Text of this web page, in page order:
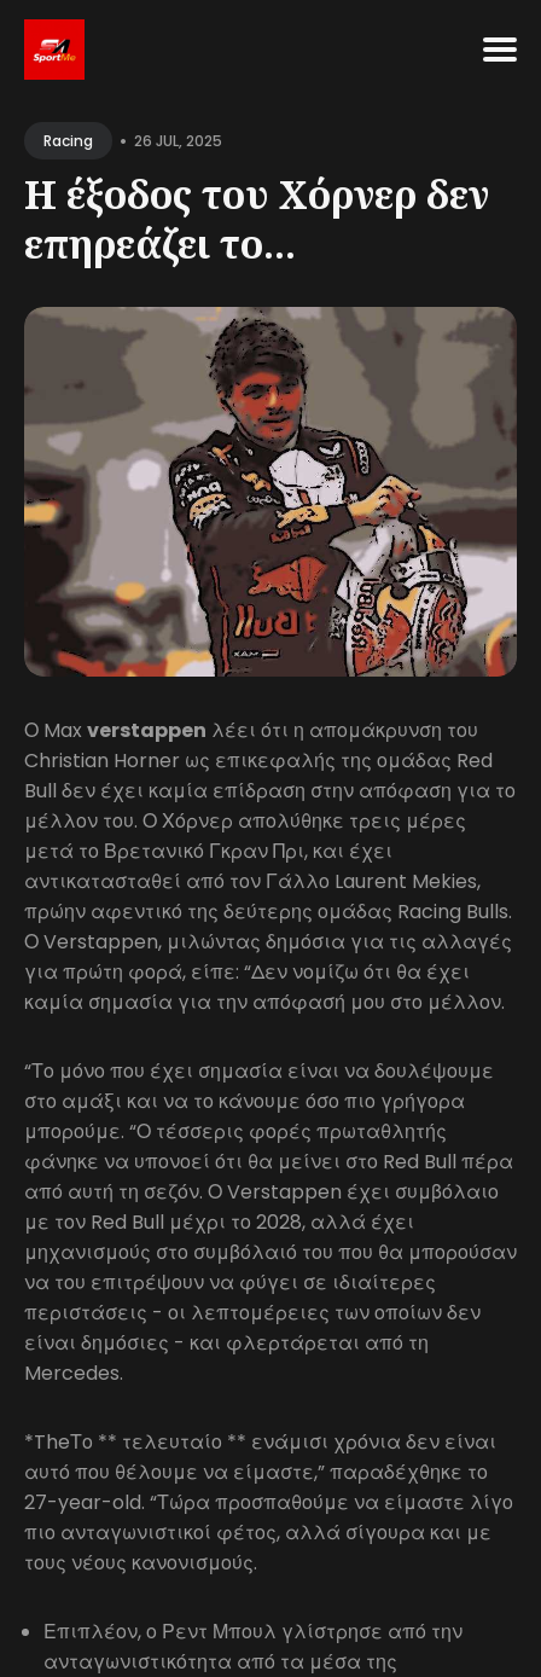
forRacing • 26 JUL, 2025
Η έξοδος του Χόρνερ δεν
επηρεάζει το...
Ο Max verstappen λέει ότι η απομάκρυνση του
Christian Horner ως επικεφαλής της ομάδας Red
Bull δεν έχει καμία επίδραση στην απόφαση για το
μέλλον του. Ο Χόρνερ απολύθηκε τρεις μέρες
μετά το Βρετανικό Γκραν Πρι, και έχει
αντικατασταθεί από τον Γάλλο Laurent Mekies,
πρώην αφεντικό της δεύτερης ομάδας Racing Bulls.
Ο Verstappen, μιλώντας δημόσια για τις αλλαγές
για πρώτη φορά, είπε: “Δεν νομίζω ότι θα έχει
καμία σημασία για την απόφασή μου στο μέλλον.
“Το μόνο που έχει σημασία είναι να δουλέψουμε
στο αμάξι και να το κάνουμε όσο πιο γρήγορα
μπορούμε. “Ο τέσσερις φορές πρωταθλητής
φάνηκε να υπονοεί ότι θα μείνει στο Red Bull πέρα
από αυτή τη σεζόν. Ο Verstappen έχει συμβόλαιο
με τον Red Bull μέχρι το 2028, αλλά έχει
μηχανισμούς στο συμβόλαιό του που θα μπορούσαν
να του επιτρέψουν να φύγει σε ιδιαίτερες
περιστάσεις - οι λεπτομέρειες των οποίων δεν
είναι δημόσιες - και φλερτάρεται από τη
Mercedes.
*TheΤο ** τελευταίο ** ενάμισι χρόνια δεν είναι
αυτό που θέλουμε να είμαστε,” παραδέχθηκε το
27-year-old. “Τώρα προσπαθούμε να είμαστε λίγο
πιο ανταγωνιστικοί φέτος, αλλά σίγουρα και με
τους νέους κανονισμούς.
Επιπλέον, ο Ρεντ Μπουλ γλίστρησε από την
ανταγωνιστικότητα από τα μέσα της